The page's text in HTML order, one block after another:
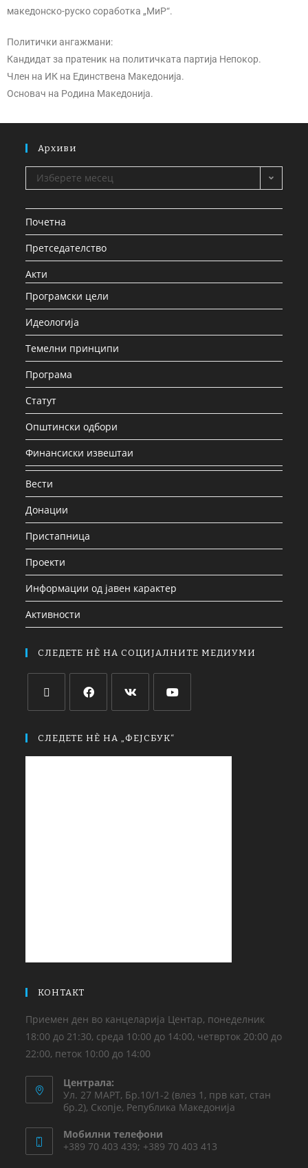
македонско-руско соработка „МиР“.
Политички ангажмани:
Кандидат за пратеник на политичката партија Непокор.
Член на ИК на Единствена Македонија.
Основач на Родина Македонија.
Архиви
Изберете месец
Почетна
Претседателство
Акти
Програмски цели
Идеологија
Темелни принципи
Програма
Статут
Општински одбори
Финансиски извештаи
Вести
Донации
Пристапница
Проекти
Информации од јавен карактер
Активности
СЛЕДЕТЕ НЀ НА СОЦИЈАЛНИТЕ МЕДИУМИ
СЛЕДЕТЕ НЀ НА „ФЕЈСБУК“
КОНТАКТ
Приемен ден во канцеларија Центар, понеделник
18:00 до 21:30, среда 10:00 до 14:00, четврток 20:00 до
22:00, петок 10:00 до 14:00
Централа:
Ул. 27 МАРТ, Бр.10/1-2 (влез 1, прв кат, стан
бр.2), Скопје, Република Македонија
Мобилни телефони
+389 70 403 439; +389 70 403 413